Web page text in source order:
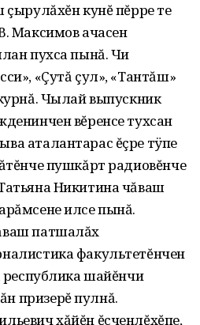
кунĕ пĕрре те
Максимов ачасен
пухса пынă. Чи
«Çутă çул», «Тантăш»
Чылай выпускник
вĕренсе тухсан
аталантарас ĕçре тÿпе
пушкăрт радиовĕнче
Никитина чăваш
илсе пынă.
патшалăх
факультетĕнчен
республика шайĕнчи
призерĕ пулнă.
хăйĕн ĕçченлĕхĕпе,